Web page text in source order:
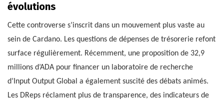
évolutions
Cette controverse s’inscrit dans un mouvement plus vaste au
sein de Cardano. Les questions de dépenses de trésorerie refont
surface régulièrement. Récemment, une proposition de 32,9
millions d’ADA pour financer un laboratoire de recherche
d’Input Output Global a également suscité des débats animés.
Les DReps réclament plus de transparence, des indicateurs de